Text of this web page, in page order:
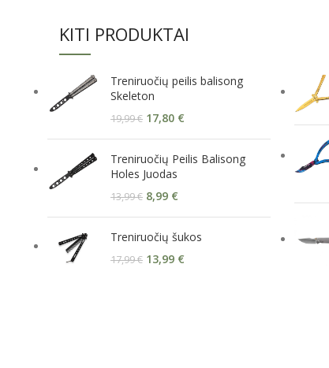
KITI PRODUKTAI
Treniruočių peilis balisong
Skeleton
19,99€ 17,80 €
Treniruočių Peilis Balisong
Holes Juodas
13,99€ 8,99 €
Treniruočių šukos
17,99€ 13,99 €